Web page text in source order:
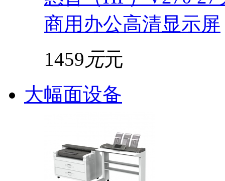
商用办公高清显示屏
1459 元元
大幅面设备